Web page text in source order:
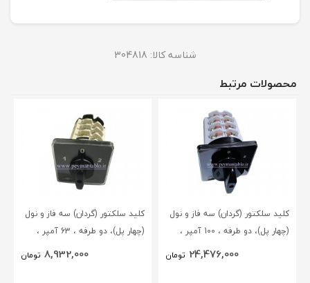
شناسه کالا: 304818
محصولات مرتبط
کلید سلکتور (گردان) سه فاز و نول
(چهار پل)، دو طرفه ، 100 آمپر ،
24,476,000 تومان
کلید سلکتور (گردان) سه فاز و نول
(چهار پل)، دو طرفه ، 63 آمپر ،
8,932,000 تومان